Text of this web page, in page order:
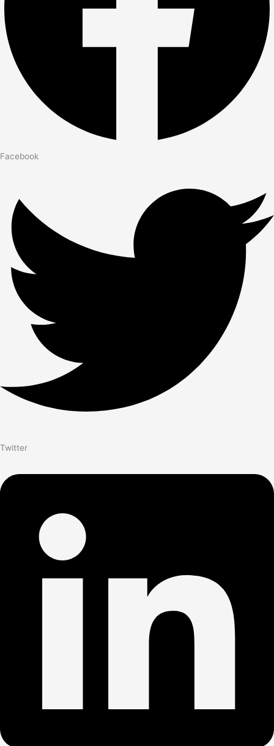
Facebook
Twitter